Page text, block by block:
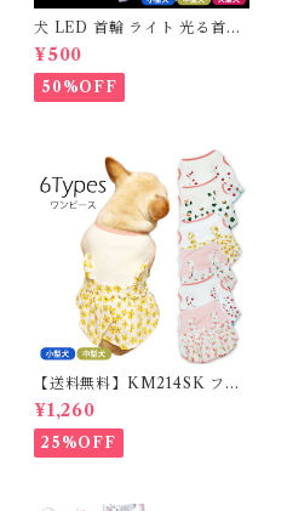
犬 LED 首輪 ライト 光る首輪
USB充電 生活防水 長さ調整可
能 首輪 犬用 ペット カラー ペ
ット用品 軽量 ドッグ用品 フレ
ンチブルドック 大型犬 中型犬
¥500
50%OFF
【送料無料】KM214SK フレ
ブル 女の子 スカート ワンピー
ス夏 フリル 犬服 ドックウェア
¥1,260
25%OFF